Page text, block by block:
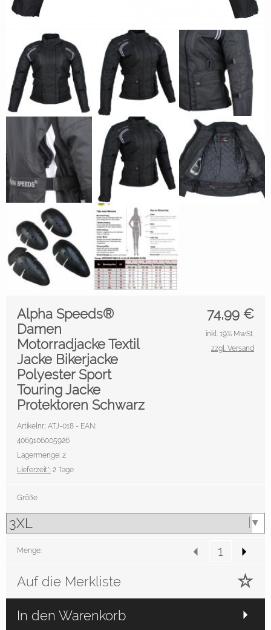
74,99 €
Alpha Speeds®
Damen
Motorradjacke Textil
Jacke Bikerjacke
Polyester Sport
Touring Jacke
Protektoren Schwarz
Artikelnr.: ATJ-018 - EAN:
4069106005926
Lagermenge: 2
Lieferzeit*: 2 Tage
inkl. 19% MwSt.
zzgl. Versand
Größe
Menge:
Auf die Merkliste
In den Warenkorb